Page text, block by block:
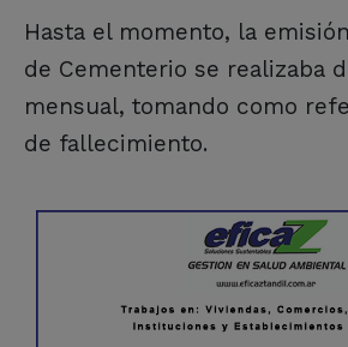
Hasta el momento, la
de Cementerio se realizaba
mensual, tomando como
de fallecimiento.